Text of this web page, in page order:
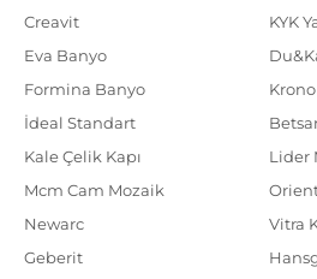
Creavit
Eva Banyo
Formina Banyo
İdeal Standart
Kale Çelik Kapı
Mcm Cam Mozaik
Newarc
Geberit
KYK
Lider
Vitra